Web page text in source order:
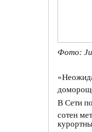
Фото:
В Сети
сотен